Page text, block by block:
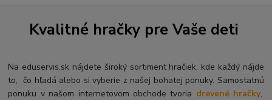
Kvalitné hračky pre Vaše deti
Na eduservis.sk nájdete široký sortiment hračiek, kde každý nájde
to, čo hľadá alebo si vyberie z našej bohatej ponuky. Samostatnú
ponuku v našom internetovom obchode tvoria drevené hračky,